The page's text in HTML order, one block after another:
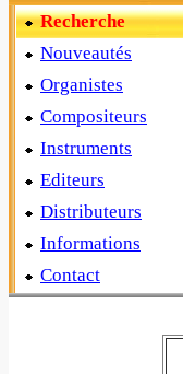
Recherche
Nouveautés
Organistes
Compositeurs
Instruments
Editeurs
Distributeurs
Informations
Contact